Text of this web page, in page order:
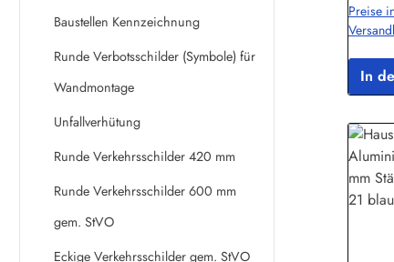
Baustellen Kennzeichnung
Runde Verbotsschilder (Symbole) für
Wandmontage
Unfallverhütung
Runde Verkehrsschilder 420 mm
Runde Verkehrsschilder 600 mm
gem. StVO
Eckige Verkehrsschilder gem. StVO
Preise
In